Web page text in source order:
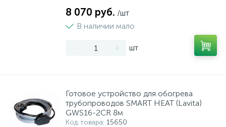
8 070 руб. /шт
В наличии мало
- + шт
Готовое устройство для обогрева
трубопроводов SMART HEAT (Lavita)
GWS16-2CR 8м
Код товара: 15650